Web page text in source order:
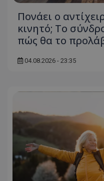
Πονάει ο
κινητό; Το
πώς θα το
04.08.2026 - 23:35
ASP.NET_SessionId